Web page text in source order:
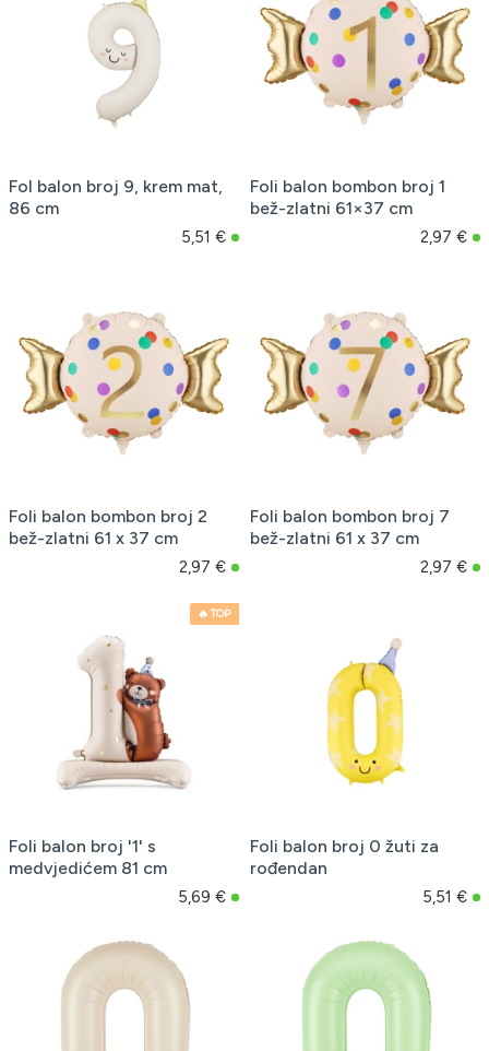
Fol balon broj 9, krem mat,
86 cm
5,51 €
Foli balon bombon broj 1
bež-zlatni 61×37 cm
2,97 €
Foli balon bombon broj 2
bež-zlatni 61 x 37 cm
2,97 €
Foli balon bombon broj 7
bež-zlatni 61 x 37 cm
2,97 €
🔥 TOP
Foli balon broj '1' s
medvjedićem 81 cm
5,69 €
Foli balon broj 0 žuti za
rođendan
5,51 €